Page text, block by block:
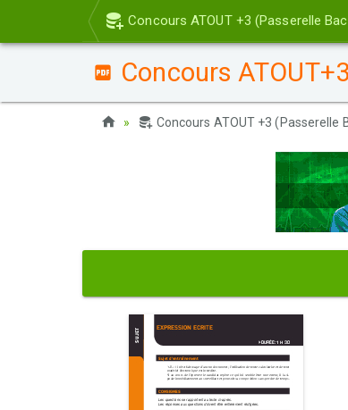
Concours ATOUT +3 (Passerelle
Concours
Concours ATOUT +3 (Passerelle